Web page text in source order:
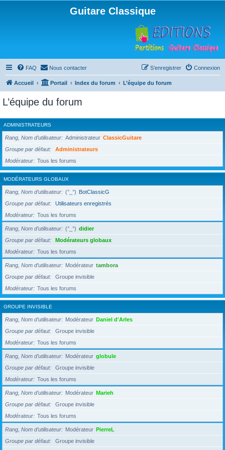
Guitare Classique
FAQ Nous contacter Connexion
S’enregistrer
Accueil Portail Index du forum L’équipe du forum
L’équipe du forum
ADMINISTRATEURS
Rang, Nom d’utilisateur Administrateur ClassicGuitare
Groupe par défaut
Administrateurs
Modérateur
Tous les forums
MODÉRATEURS GLOBAUX
Rang, Nom d’utilisateur (°_°) BotClassicG
Groupe par défaut
Utilisateurs enregistrés
Modérateur
Tous les forums
Rang, Nom d’utilisateur (°_°) didier
Groupe par défaut
Modérateurs globaux
Modérateur
Tous les forums
Rang, Nom d’utilisateur Modérateur tambora
Groupe par défaut
Groupe invisible
Modérateur
Tous les forums
GROUPE INVISIBLE
Rang, Nom d’utilisateur Modérateur Daniel d'Arles
Groupe par défaut
Groupe invisible
Modérateur
Tous les forums
Rang, Nom d’utilisateur Modérateur globule
Groupe par défaut
Groupe invisible
Modérateur
Tous les forums
Rang, Nom d’utilisateur Modérateur Marieh
Groupe par défaut
Groupe invisible
Modérateur
Tous les forums
Rang, Nom d’utilisateur Modérateur PierreL
Groupe par défaut
Groupe invisible